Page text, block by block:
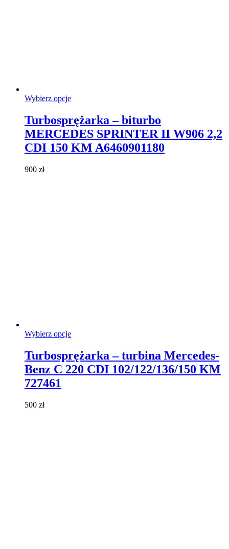
Wybierz opcjeTen
wiele
wariantów.
Opcje
można
Turbosprężarka – biturbo
MERCEDES SPRINTER II W906 2,2
CDI 150 KM A6460901180
900 zł
Wybierz opcjeTen
wiele
wariantów.
Turbosprężarka – turbina Mercedes-
Benz C 220 CDI 102/122/136/150 KM
727461
500 zł